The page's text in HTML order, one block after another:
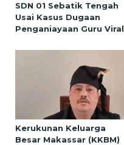
SDN 01 Sebatik Tengah
Usai Kasus Dugaan
Penganiayaan Guru Viral
Kerukunan Keluarga
Besar Makassar (KKBM)